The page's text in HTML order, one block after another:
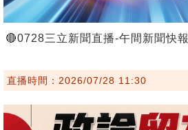
🔴0728三立新聞直播-午間新聞快報
直播時間：2026/07/28 11:30